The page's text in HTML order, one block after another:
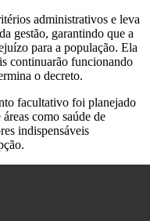
administrativos e leva
gestão, garantindo que a
para a população. Ela
continuarão funcionando
o decreto.
facultativo foi planejado
como saúde de
indispensáveis